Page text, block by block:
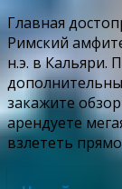
Главная
Римский
н.э. в Кальяри.
закажите
арендуете
взлететь